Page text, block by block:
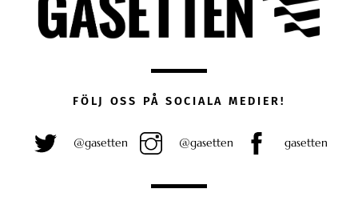
FÖLJ OSS PÅ SOCIALA MEDIER!
@gasetten @gasetten gasetten